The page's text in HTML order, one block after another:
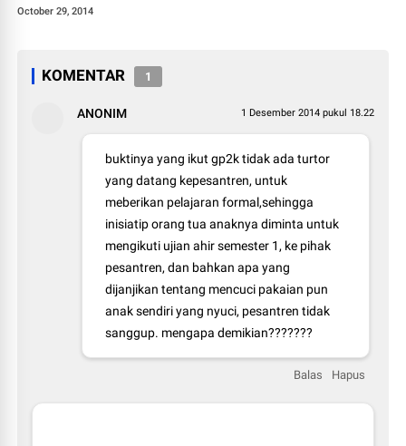
Alquran Sekolahnya Tidak
October 29, 2014
KOMENTAR 1
ANONIM 1 Desember 2014 pukul 18.22
buktinya yang ikut gp2k tidak ada turtor
yang datang kepesantren, untuk
meberikan pelajaran formal,sehingga
inisiatip orang tua anaknya diminta untuk
mengikuti ujian ahir semester 1, ke pihak
pesantren, dan bahkan apa yang
dijanjikan tentang mencuci pakaian pun
anak sendiri yang nyuci, pesantren tidak
sanggup. mengapa demikian???????
Balas Hapus